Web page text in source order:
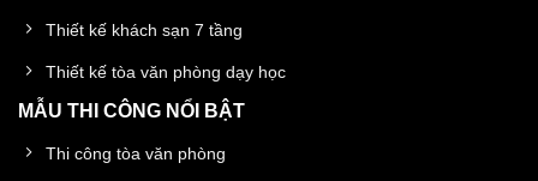
Thiết kế khách sạn 7 tầng
Thiết kế tòa văn phòng dạy học
MẪU THI CÔNG NỔI BẬT
Thi công tòa văn phòng